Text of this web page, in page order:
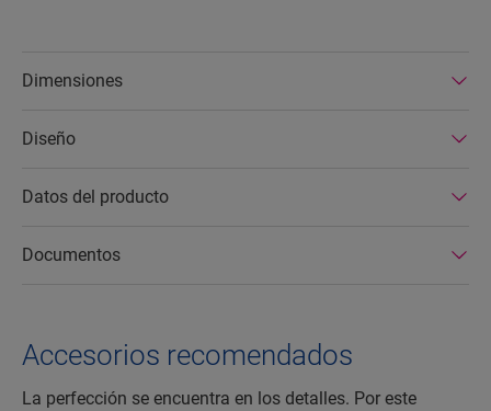
Dimensiones
Diseño
Datos del producto
Documentos
Accesorios recomendados
La perfección se encuentra en los detalles. Por este